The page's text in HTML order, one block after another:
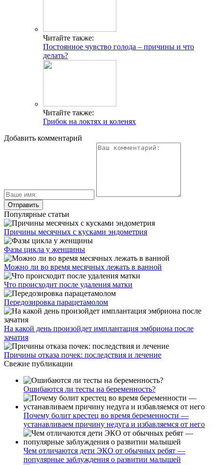
Читайте также:
Постоянное чувство голода – причины и что
делать?
Читайте также:
Грибок на локтях и коленях
Добавить комментарий
Популярные статьи
Причины месячных с кусками эндометрия
Фазы цикла у женщины
Можно ли во время месячных лежать в ванной
Что происходит после удаления матки
Передозировка парацетамолом
На какой день произойдет имплантация эмбриона после
зачатия
Причины отказа почек: последствия и лечение
Свежие публикации
Ошибаются ли тесты на беременность?
Почему болит крестец во время беременности —
устанавливаем причину недуга и избавляемся от него
Чем отличаются дети ЭКО от обычных ребят —
популярные заблуждения о развитии малышей